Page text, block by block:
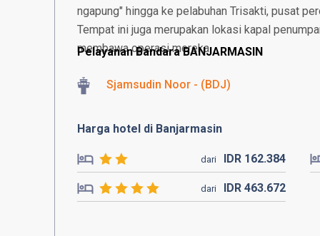
ngapung" hingga ke pelabuhan Trisakti, pusat
Tempat ini juga merupakan lokasi kapal
membawa operasi mereka.
Pelayanan Bandara BANJARMASIN
Sjamsudin Noor - (BDJ)
Harga hotel di Banjarmasin
dari IDR 162.384
dari IDR 463.672